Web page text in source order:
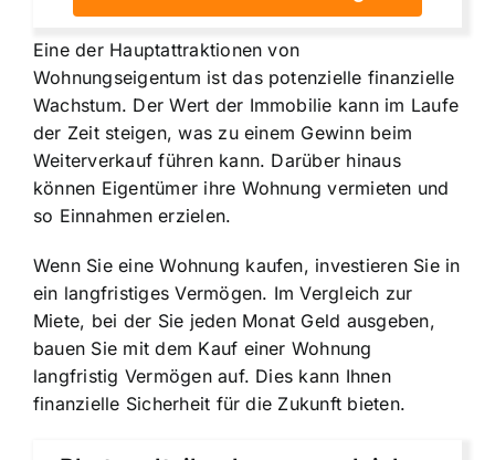
Eine der Hauptattraktionen von
Wohnungseigentum ist das potenzielle finanzielle
Wachstum. Der Wert der Immobilie kann im Laufe
der Zeit steigen, was zu einem Gewinn beim
Weiterverkauf führen kann. Darüber hinaus
können Eigentümer ihre Wohnung vermieten und
so Einnahmen erzielen.
Wenn Sie eine Wohnung kaufen, investieren Sie in
ein langfristiges Vermögen. Im Vergleich zur
Miete, bei der Sie jeden Monat Geld ausgeben,
bauen Sie mit dem Kauf einer Wohnung
langfristig Vermögen auf. Dies kann Ihnen
finanzielle Sicherheit für die Zukunft bieten.